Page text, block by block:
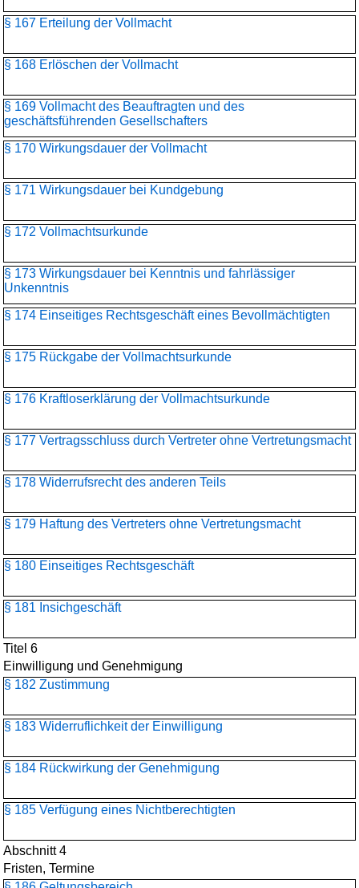
§ 167 Erteilung der Vollmacht
§ 168 Erlöschen der Vollmacht
§ 169 Vollmacht des Beauftragten und des
geschäftsführenden Gesellschafters
§ 170 Wirkungsdauer der Vollmacht
§ 171 Wirkungsdauer bei Kundgebung
§ 172 Vollmachtsurkunde
§ 173 Wirkungsdauer bei Kenntnis und fahrlässiger
Unkenntnis
§ 174 Einseitiges Rechtsgeschäft eines Bevollmächtigten
§ 175 Rückgabe der Vollmachtsurkunde
§ 176 Kraftloserklärung der Vollmachtsurkunde
§ 177 Vertragsschluss durch Vertreter ohne Vertretungsmacht
§ 178 Widerrufsrecht des anderen Teils
§ 179 Haftung des Vertreters ohne Vertretungsmacht
§ 180 Einseitiges Rechtsgeschäft
§ 181 Insichgeschäft
Titel 6
Einwilligung und Genehmigung
§ 182 Zustimmung
§ 183 Widerruflichkeit der Einwilligung
§ 184 Rückwirkung der Genehmigung
§ 185 Verfügung eines Nichtberechtigten
Abschnitt 4
Fristen, Termine